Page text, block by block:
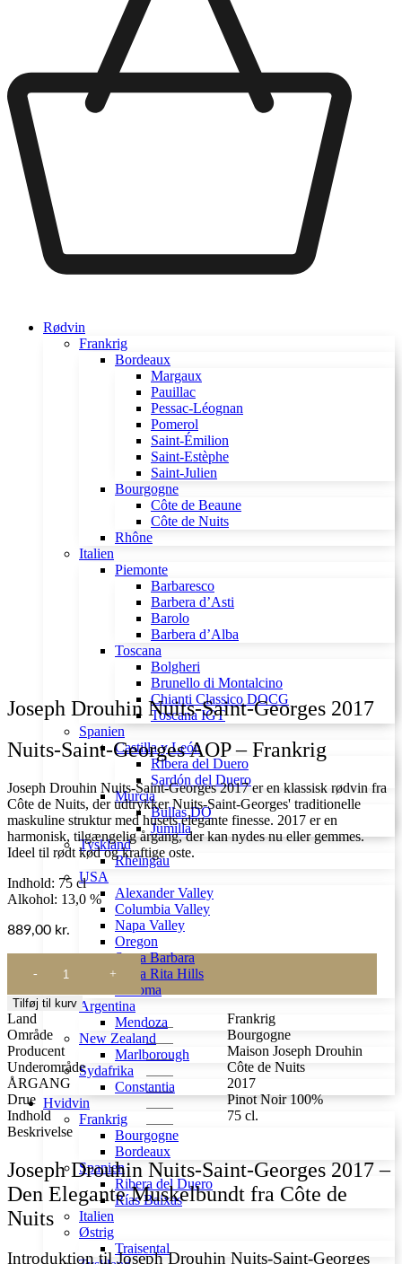
Rødvin
Frankrig
Bordeaux
Margaux
Pauillac
Pessac-Léognan
Pomerol
Saint-Émilion
Saint-Estèphe
Saint-Julien
Bourgogne
Côte de Beaune
Côte de Nuits
Rhône
Italien
Piemonte
Barbaresco
Barbera d’Asti
Barolo
Barbera d’Alba
Toscana
Bolgheri
Brunello di Montalcino
Chianti Classico DOCG
Toscana IGT
Spanien
Castilla y León
Ribera del Duero
Sardón del Duero
Murcia
Bullas DO
Jumilla
Tyskland
Rheingau
USA
Alexander Valley
Columbia Valley
Napa Valley
Oregon
Santa Barbara
Santa Rita Hills
Sonoma
Argentina
Mendoza
New Zealand
Marlborough
Sydafrika
Constantia
Hvidvin
Frankrig
Bourgogne
Bordeaux
Spanien
Ribera del Duero
Rías Baixas
Italien
Østrig
Traisental
Joseph Drouhin Nuits-Saint-Georges 2017
Nuits-Saint-Georges AOP – Frankrig
Joseph Drouhin Nuits-Saint-Georges 2017 er en klassisk rødvin fra
Côte de Nuits, der udtrykker Nuits-Saint-Georges' traditionelle
maskuline struktur med husets elegante finesse. 2017 er en
harmonisk, tilgængelig årgang, der kan nydes nu eller gemmes.
Ideel til rødt kød og kraftige oste.
Indhold: 75 cl
Alkohol: 13,0 %
889,00 kr.
Drouhin
Nuits-
Saint-
Georges
2017
antal
Tilføj til kurv
Land
Frankrig
Område
Bourgogne
Producent
Maison Joseph Drouhin
Underområde
Côte de Nuits
ÅRGANG
2017
Drue
Pinot Noir 100%
Indhold
75 cl.
Beskrivelse
Joseph Drouhin Nuits-Saint-Georges 2017 –
Den Elegante Muskelbundt fra Côte de
Nuits
Introduktion til Joseph Drouhin Nuits-Saint-Georges